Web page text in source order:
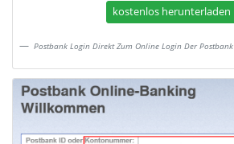
kostenlos herunterladen
Postbank Login Direkt Zum Online Login Der Postbank